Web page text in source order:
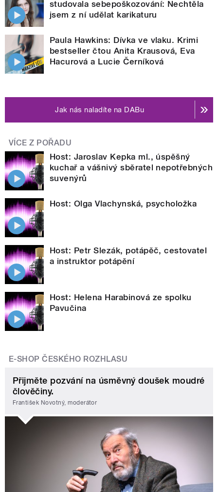
studovala sebepoškozování: Nechtěla
jsem z ní udělat karikaturu
Paula Hawkins: Dívka ve vlaku. Krimi
bestseller čtou Anita Krausová, Eva
Hacurová a Lucie Černíková
Jak nás naladíte na DABu
VÍCE Z POŘADU
Host: Jaroslav Kepka ml., úspěšný
kuchař a vášnivý sběratel nepotřebných
suvenýrů
Host: Olga Vlachynská, psycholožka
Host: Petr Slezák, potápěč, cestovatel
a instruktor potápění
Host: Helena Harabinová ze spolku
Pavučina
E-SHOP ČESKÉHO ROZHLASU
Přijměte pozvání na úsměvný doušek moudré
člověčiny.
František Novotný, moderátor